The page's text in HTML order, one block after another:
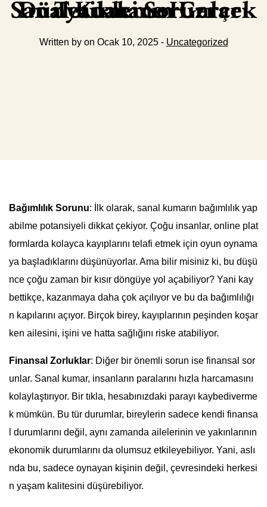
Sanal Kumarın Gerçek Dünyadaki Sorunları Tetikleme Hızı
Written by on Ocak 10, 2025 - Uncategorized
Bağımlılık Sorunu: İlk olarak, sanal kumarın bağımlılık yap
abilme potansiyeli dikkat çekiyor. Çoğu insanlar, online plat
formlarda kolayca kayıplarını telafi etmek için oyun oynama
ya başladıklarını düşünüyorlar. Ama bilir misiniz ki, bu düşü
nce çoğu zaman bir kısır döngüye yol açabiliyor? Yani kay
bettikçe, kazanmaya daha çok açılıyor ve bu da bağımlılığı
n kapılarını açıyor. Birçok birey, kayıplarının peşinden koşar
ken ailesini, işini ve hatta sağlığını riske atabiliyor.
Finansal Zorluklar: Diğer bir önemli sorun ise finansal sor
unlar. Sanal kumar, insanların paralarını hızla harcamasını
kolaylaştırıyor. Bir tıkla, hesabınızdaki parayı kaybediverme
k mümkün. Bu tür durumlar, bireylerin sadece kendi finansa
l durumlarını değil, aynı zamanda ailelerinin ve yakınlarının
ekonomik durumlarını da olumsuz etkileyebiliyor. Yani, aslı
nda bu, sadece oynayan kişinin değil, çevresindeki herkesi
n yaşam kalitesini düşürebiliyor.